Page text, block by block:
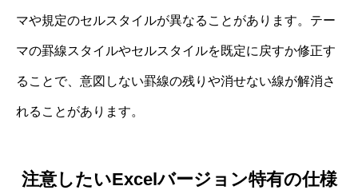
マや規定のセルスタイルが異なることがあります。テー
マの罫線スタイルやセルスタイルを既定に戻すか修正す
ることで、意図しない罫線の残りや消せない線が解消さ
れることがあります。
注意したいExcelバージョン特有の仕様